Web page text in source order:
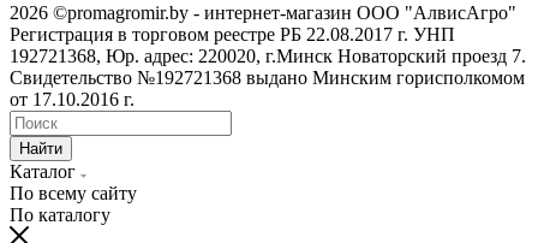
2026 ©promagromir.by - интернет-магазин ООО "АлвисАгро"
Регистрация в торговом реестре РБ 22.08.2017 г. УНП
192721368, Юр. адрес: 220020, г.Минск Новаторский проезд 7.
Свидетельство №192721368 выдано Минским горисполкомом
от 17.10.2016 г.
Найти
Каталог
По всему сайту
По каталогу